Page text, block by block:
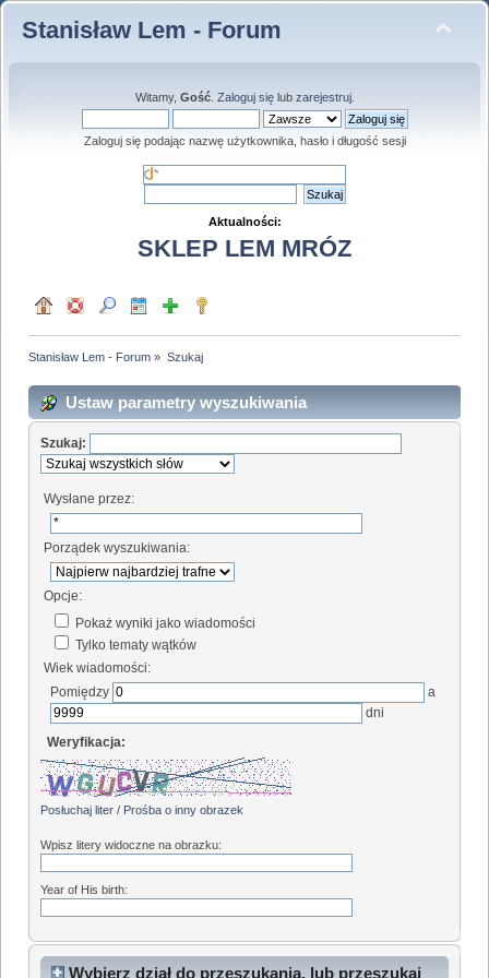
Stanisław Lem - Forum
Witamy, Gość. Zaloguj sięlub zarejestruj.
Zaloguj się podając nazwę użytkownika, hasło i długość sesji
Aktualności:
SKLEP LEM MRÓZ
Stanisław Lem - Forum » Szukaj
Ustaw parametry wyszukiwania
Szukaj:
Wysłane przez:
Porządek wyszukiwania:
Opcje:
Pokaż wyniki jako wiadomości
Tylko tematy wątków
Wiek wiadomości:
Pomiędzy
a
dni
Weryfikacja:
Posłuchaj liter / Prośba o inny obrazek
Wpisz litery widoczne na obrazku:
Year of His birth:
Wybierz dział do przeszukania, lub przeszukaj